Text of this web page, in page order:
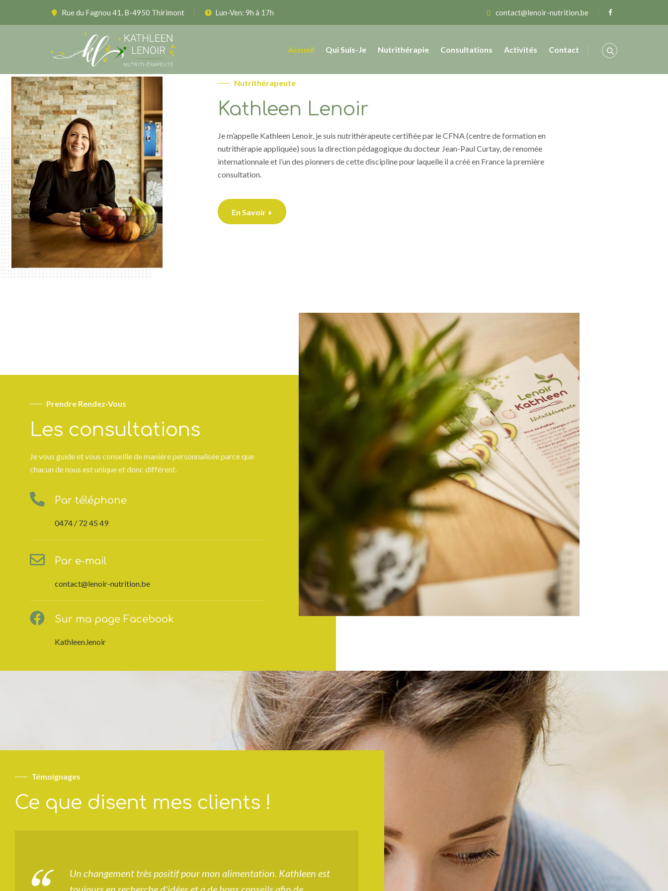
Rue du Fagnou 41, B-4950 Thirimont Lun-Ven: 9h à 17h contact@lenoir-nutrition.be
Accueil Qui Suis-Je Nutrithérapie Consultations Activités Contact
Nutrithérapeute
Kathleen Lenoir
Je m’appelle Kathleen Lenoir, je suis nutrithérapeute certifiée par le CFNA (centre de formation en
nutrithérapie appliquée) sous la direction pédagogique du docteur Jean-Paul Curtay, de renomée
internationnale et l’un des pionners de cette discipline pour laquelle il a créé en France la première
consultation.
En Savoir +
Prendre Rendez-Vous
Les consultations
Je vous guide et vous conseille de manière personnalisée parce que
chacun de nous est unique et donc différent.
Par téléphone
0474 / 72 45 49
Par e-mail
contact@lenoir-nutrition.be
Sur ma page Facebook
Kathleen.lenoir
Témoignages
Ce que disent mes clients !
Un changement très positif pour mon alimentation. Kathleen est
Je recommande à 200 % Kathleen, une perle dans le domaine de